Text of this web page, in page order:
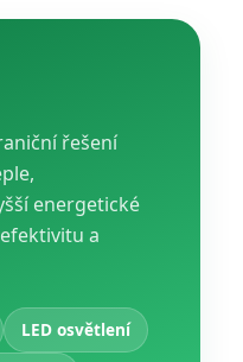
řešení
energetické
a
LED osvětlení